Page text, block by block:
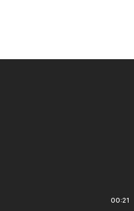
00:21